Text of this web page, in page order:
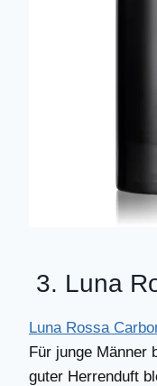
3. Luna
Luna Rossa
Für junge Männer
guter Herrenduft